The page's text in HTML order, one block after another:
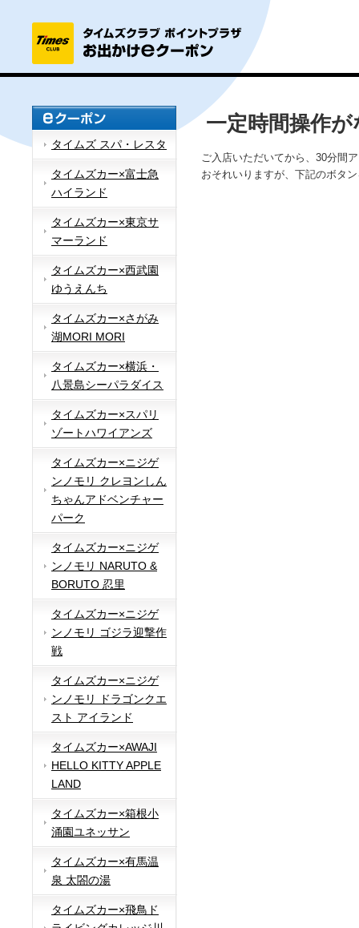
タイムズ スパ・レスタ
タイムズカー×富士急
ハイランド
タイムズカー×東京サ
マーランド
タイムズカー×西武園
ゆうえんち
タイムズカー×さがみ
湖MORI MORI
タイムズカー×横浜・
八景島シーパラダイス
タイムズカー×スパリ
ゾートハワイアンズ
タイムズカー×ニジゲ
ンノモリ クレヨンしん
ちゃんアドベンチャー
パーク
タイムズカー×ニジゲ
ンノモリ NARUTO &
BORUTO 忍里
タイムズカー×ニジゲ
ンノモリ ゴジラ迎撃作
戦
タイムズカー×ニジゲ
ンノモリ ドラゴンクエ
スト アイランド
タイムズカー×AWAJI
HELLO KITTY APPLE
LAND
タイムズカー×箱根小
涌園ユネッサン
タイムズカー×有馬温
泉 太閤の湯
タイムズカー×飛鳥ド
一定時間操作
ご入店いただいてから、30分間
おそれいりますが、下記のボタ